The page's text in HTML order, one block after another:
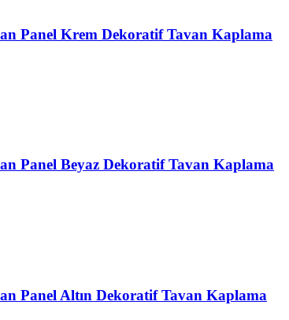
Panel Krem Dekoratif Tavan Kaplama
Panel Beyaz Dekoratif Tavan Kaplama
Panel Altın Dekoratif Tavan Kaplama